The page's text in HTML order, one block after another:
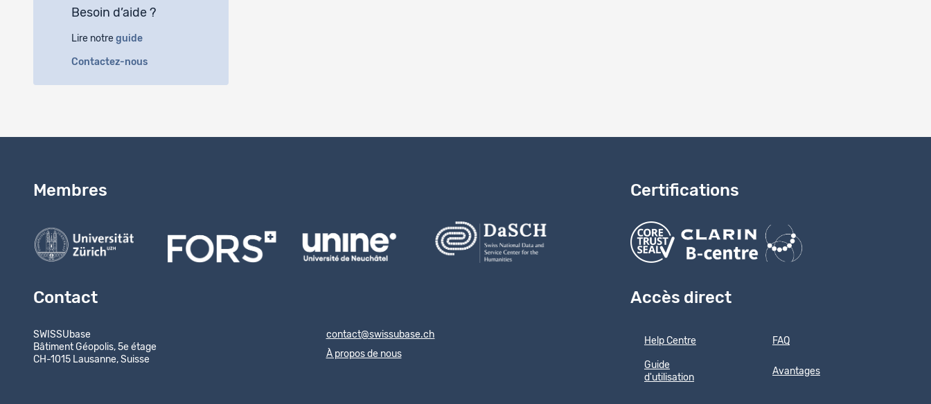
Besoin d’aide ?
Lire notre guide
Contactez-nous
Membres Certifications
Contact
SWISSUbase
Bâtiment Géopolis, 5e étage
CH-1015 Lausanne, Suisse
contact@swissubase.ch
À propos de nous
Accès direct
Help Centre
Guide
d'utilisation
FAQ
Avantages